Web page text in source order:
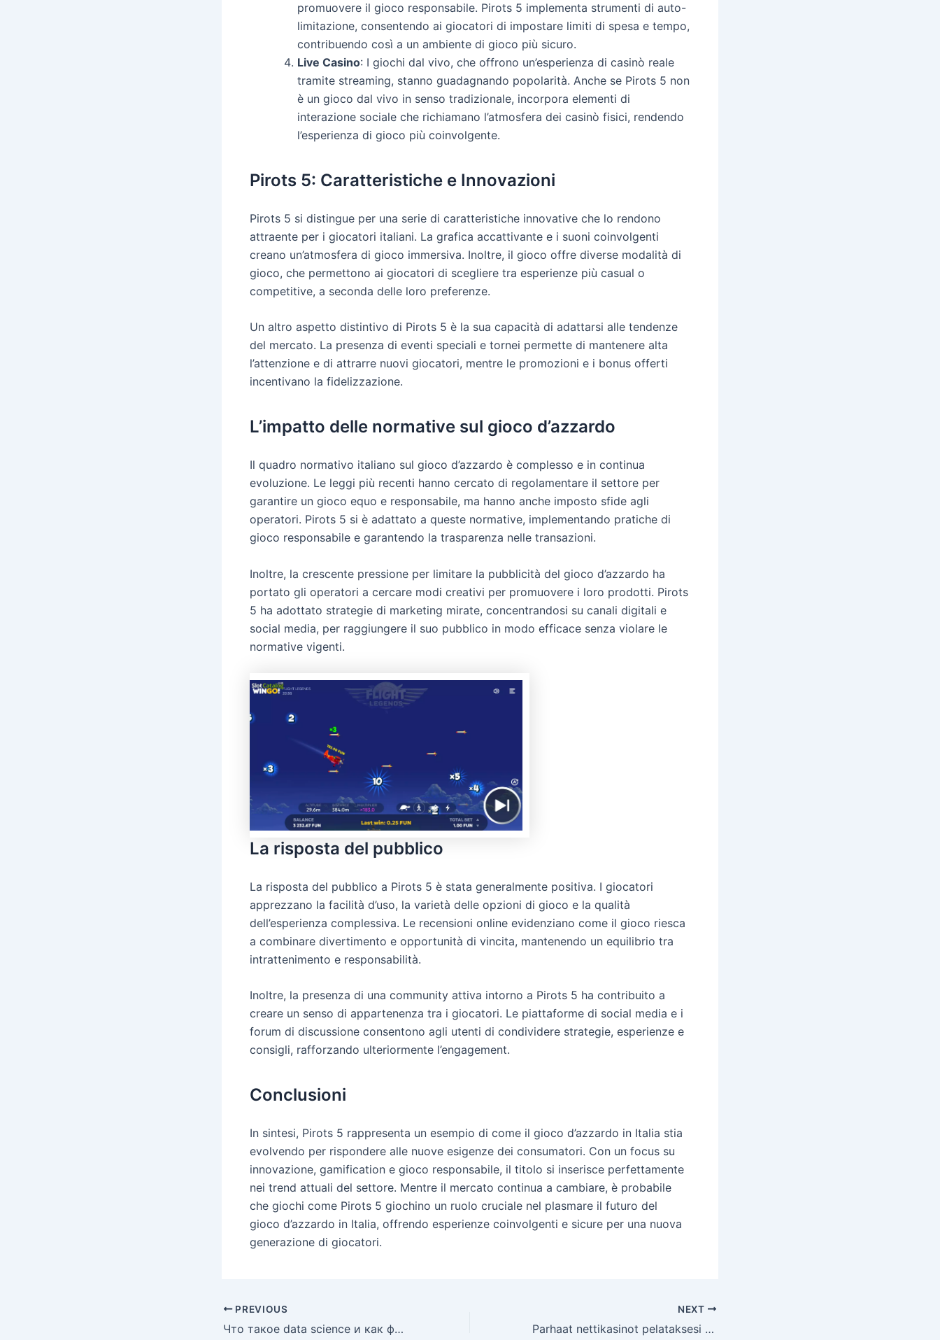
promuovere il gioco responsabile. Pirots 5 implementa strumenti di auto-
limitazione, consentendo ai giocatori di impostare limiti di spesa e tempo,
contribuendo così a un ambiente di gioco più sicuro.
Live Casino: I giochi dal vivo, che offrono un’esperienza di casinò reale
tramite streaming, stanno guadagnando popolarità. Anche se Pirots 5 non
è un gioco dal vivo in senso tradizionale, incorpora elementi di
interazione sociale che richiamano l’atmosfera dei casinò fisici, rendendo
l’esperienza di gioco più coinvolgente.
Pirots 5: Caratteristiche e Innovazioni
Pirots 5 si distingue per una serie di caratteristiche innovative che lo rendono
attraente per i giocatori italiani. La grafica accattivante e i suoni coinvolgenti
creano un’atmosfera di gioco immersiva. Inoltre, il gioco offre diverse modalità di
gioco, che permettono ai giocatori di scegliere tra esperienze più casual o
competitive, a seconda delle loro preferenze.
Un altro aspetto distintivo di Pirots 5 è la sua capacità di adattarsi alle tendenze
del mercato. La presenza di eventi speciali e tornei permette di mantenere alta
l’attenzione e di attrarre nuovi giocatori, mentre le promozioni e i bonus offerti
incentivano la fidelizzazione.
L’impatto delle normative sul gioco d’azzardo
Il quadro normativo italiano sul gioco d’azzardo è complesso e in continua
evoluzione. Le leggi più recenti hanno cercato di regolamentare il settore per
garantire un gioco equo e responsabile, ma hanno anche imposto sfide agli
operatori. Pirots 5 si è adattato a queste normative, implementando pratiche di
gioco responsabile e garantendo la trasparenza nelle transazioni.
Inoltre, la crescente pressione per limitare la pubblicità del gioco d’azzardo ha
portato gli operatori a cercare modi creativi per promuovere i loro prodotti. Pirots
5 ha adottato strategie di marketing mirate, concentrandosi su canali digitali e
social media, per raggiungere il suo pubblico in modo efficace senza violare le
normative vigenti.
La risposta del pubblico
La risposta del pubblico a Pirots 5 è stata generalmente positiva. I giocatori
apprezzano la facilità d’uso, la varietà delle opzioni di gioco e la qualità
dell’esperienza complessiva. Le recensioni online evidenziano come il gioco riesca
a combinare divertimento e opportunità di vincita, mantenendo un equilibrio tra
intrattenimento e responsabilità.
Inoltre, la presenza di una community attiva intorno a Pirots 5 ha contribuito a
creare un senso di appartenenza tra i giocatori. Le piattaforme di social media e i
forum di discussione consentono agli utenti di condividere strategie, esperienze e
consigli, rafforzando ulteriormente l’engagement.
Conclusioni
In sintesi, Pirots 5 rappresenta un esempio di come il gioco d’azzardo in Italia stia
evolvendo per rispondere alle nuove esigenze dei consumatori. Con un focus su
innovazione, gamification e gioco responsabile, il titolo si inserisce perfettamente
nei trend attuali del settore. Mentre il mercato continua a cambiare, è probabile
che giochi come Pirots 5 giochino un ruolo cruciale nel plasmare il futuro del
gioco d’azzardo in Italia, offrendo esperienze coinvolgenti e sicure per una nuova
generazione di giocatori.
PREVIOUS
Что такое data science и как функционируют аналитики данных
NEXT
Parhaat nettikasinot pelataksesi Pirots 5 -peliä